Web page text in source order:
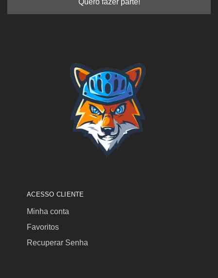
ACESSO CLIENTE
Minha conta
Favoritos
Recuperar Senha